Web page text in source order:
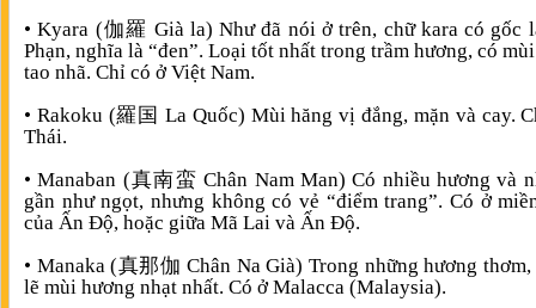
• Kyara (伽羅 Già la) Như đã nói ở trên, chữ kara có gốc
Phạn, nghĩa là “đen”. Loại tốt nhất trong trầm hương, có
tao nhã. Chỉ có ở Việt Nam.
• Rakoku (羅国 La Quốc) Mùi hăng vị đắng, mặn và cay.
Thái.
• Manaban (真南蛮 Chân Nam Man) Có nhiều hương và
gần như ngọt, nhưng không có vẻ “điểm trang”. Có ở
của Ấn Độ, hoặc giữa Mã Lai và Ấn Độ.
• Manaka (真那伽 Chân Na Già) Trong những hương
lẽ mùi hương nhạt nhất. Có ở Malacca (Malaysia).